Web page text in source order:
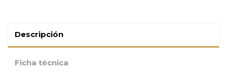
Descripción
Ficha técnica